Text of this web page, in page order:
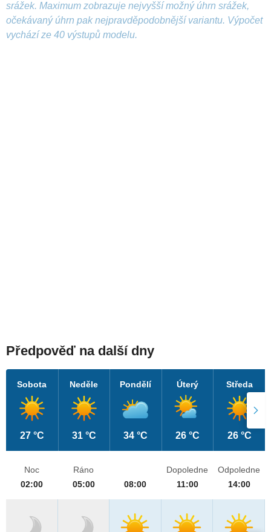
srážek. Maximum zobrazuje nejvyšší možný úhrn srážek,
očekávaný úhrn pak nejpravděpodobnější variantu. Výpočet
vychází ze 40 výstupů modelu.
Předpověď na další dny
Sobota
27 °C
Neděle
31 °C
Pondělí
34 °C
Úterý
26 °C
Středa
26 °C
Noc
02:00
Ráno
05:00
08:00
Dopoledne
11:00
Odpoledne
14:00